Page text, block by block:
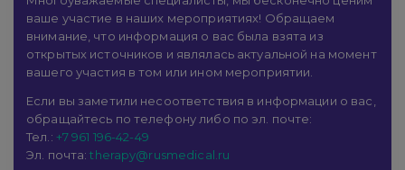
ваше участие в наших мероприятиях! Обращаем
внимание, что информация о вас была взята из
открытых источников и являлась актуальной на момент
вашего участия в том или ином мероприятии.
Если вы заметили несоответствия в информации о вас,
обращайтесь по телефону либо по эл. почте:
Тел.: +7 961 196-42-49
Эл. почта:therapy@rusmedical.ru